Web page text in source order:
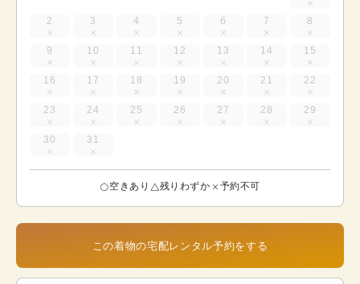
2 3 4 5 6 7 8
9 10 11 12 13 14 15
16 17 18 19 20 21 22
23 24 25 26 27 28 29
30 31
空きあり 残りわずか 予約不可
この着物の宅配レンタル予約をする